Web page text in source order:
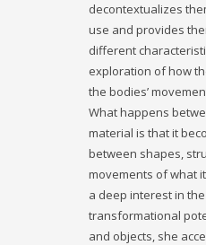
decontextualizes
use and provides
different
exploration of how
the bodies’
What happens
material is that it
between shapes,
movements of what
a deep interest in
transformational
and objects, she